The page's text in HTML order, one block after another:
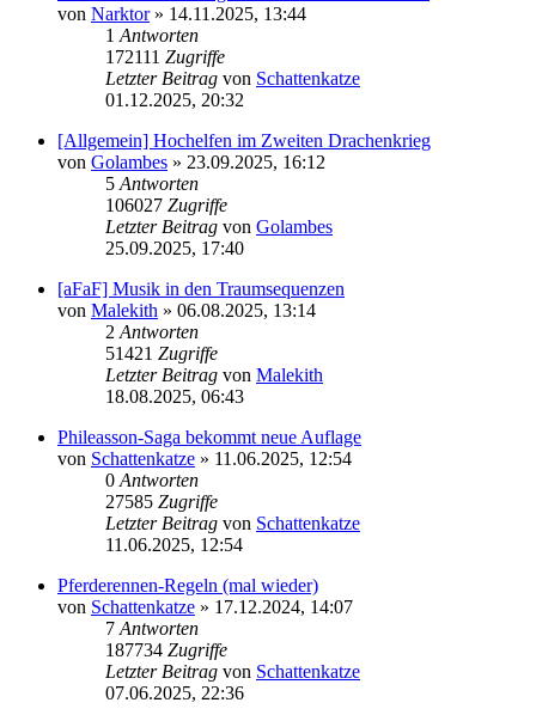
von Narktor» 14.11.2025, 13:44
1 Antworten
172111 Zugriffe
Letzter Beitrag von Schattenkatze
01.12.2025, 20:32
[Allgemein] Hochelfen im Zweiten Drachenkrieg
von Golambes » 23.09.2025, 16:12
5 Antworten
106027 Zugriffe
Letzter Beitrag von Golambes
25.09.2025, 17:40
[aFaF] Musik in den Traumsequenzen
von Malekith » 06.08.2025, 13:14
2 Antworten
51421 Zugriffe
Letzter Beitrag von Malekith
18.08.2025, 06:43
Phileasson-Saga bekommt neue Auflage
von Schattenkatze » 11.06.2025, 12:54
0 Antworten
27585 Zugriffe
Letzter Beitrag von Schattenkatze
11.06.2025, 12:54
Pferderennen-Regeln (mal wieder)
von Schattenkatze » 17.12.2024, 14:07
7 Antworten
187734 Zugriffe
Letzter Beitrag von Schattenkatze
07.06.2025, 22:36